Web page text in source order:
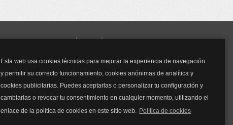
Esta web usa cookies técnicas para mejorar la experiencia de navegación
y permitir su correcto funcionamiento, cookies anónimas de analítica y
cookies publicitarias. Puedes aceptarlas o personalizar tu configuración y
cambiarlas o revocar tu consentimiento en cualquier momento, utilizando el
enlace de la política de cookies en este sitio web. Política de cookies
y mucho más...
Mascarillas
Mascarillas FFP2
Mascarillas FFP3
Bolsos
Bolsos Tous